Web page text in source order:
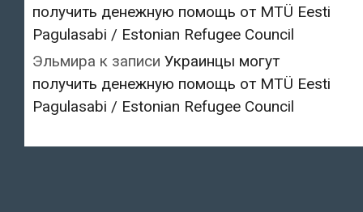
получить денежную помощь от MTÜ Eesti
Pagulasabi / Estonian Refugee Council
Эльмира к записи Украинцы могут
получить денежную помощь от MTÜ Eesti
Pagulasabi / Estonian Refugee Council